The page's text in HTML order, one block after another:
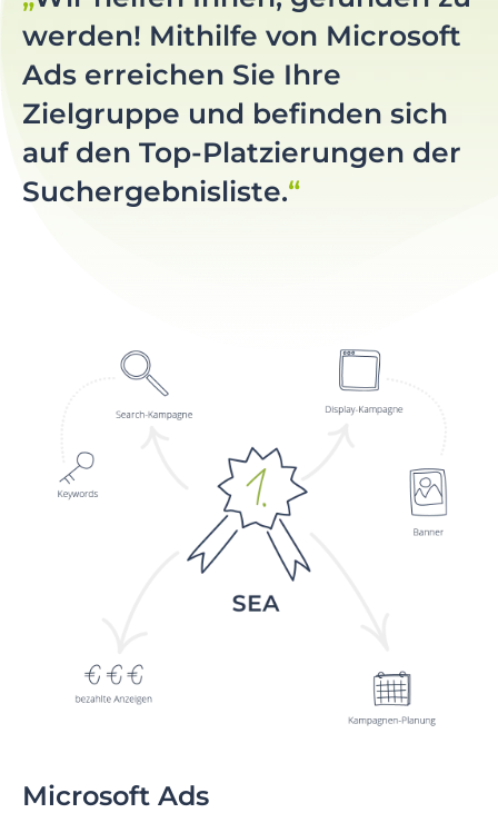
werden! Mithilfe von Microsoft
Ads erreichen Sie Ihre
Zielgruppe und befinden sich
auf den Top-Platzierungen der
Suchergebnisliste.
Microsoft Ads